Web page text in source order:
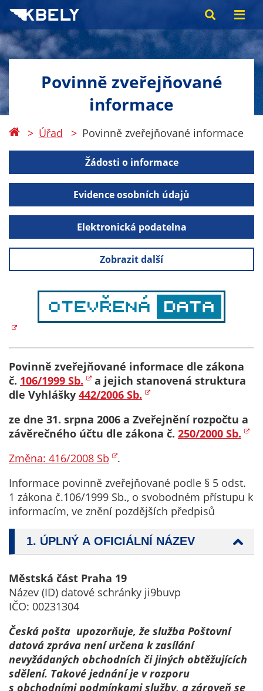
Povinně zveřejňované
informace
Úřad Povinně zveřejňované informace
Žádosti o informace
Evidence osobních údajů
Elektronická podatelna
Zobrazit další
Povinně zveřejňované informace dle zákona
č. 106/1999 Sb.
a jejich stanovená struktura
dle Vyhlášky 442/2006 Sb.
ze dne 31. srpna 2006 a Zveřejnění rozpočtu a
závěrečného účtu dle zákona č. 250/2000 Sb.
Změna: 416/2008 Sb
.
Informace povinně zveřejňované podle § 5 odst.
1 zákona č.106/1999 Sb., o svobodném přístupu k
informacím, ve znění pozdějších předpisů
1. ÚPLNÝ A OFICIÁLNÍ NÁZEV
Městská část Praha 19
Název (ID) datové schránky ji9buvp
IČO: 00231304
Česká pošta upozorňuje, že služba Poštovní
datová zpráva není určena k zasílání
nevyžádaných obchodních či jiných obtěžujících
sdělení. Takové jednání je v rozporu
s obchodními podmínkami služby, a zároveň se
Technické
Technické
cookies jsou
nezbytné pro
fungování
webu a všech
funkcí, které
Váš souhlas s
využitím
našem webu. Z
tohoto důvodu
technické
cookies
nemohou být
individuálně
aktivovány.
Analytické
cookies
Analytické
cookies nám